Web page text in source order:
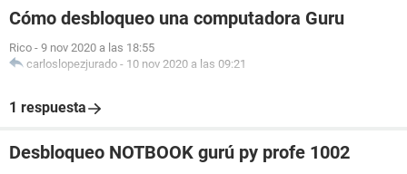
Cómo desbloqueo una computadora Guru
Rico - 9 nov 2020 a las 18:55
carloslopezjurado - 10 nov 2020 a las 09:21
1 respuesta
Desbloqueo NOTBOOK gurú py profe 1002